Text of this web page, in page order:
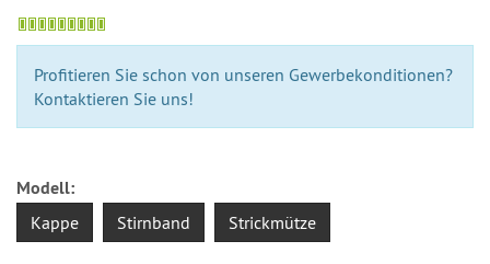
Profitieren Sie schon von unseren Gewerbekonditionen?
Kontaktieren Sie uns!
Modell:
Kappe Stirnband Strickmütze